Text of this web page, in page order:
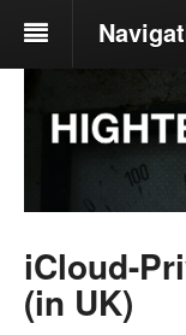
iCloud-
(in UK)